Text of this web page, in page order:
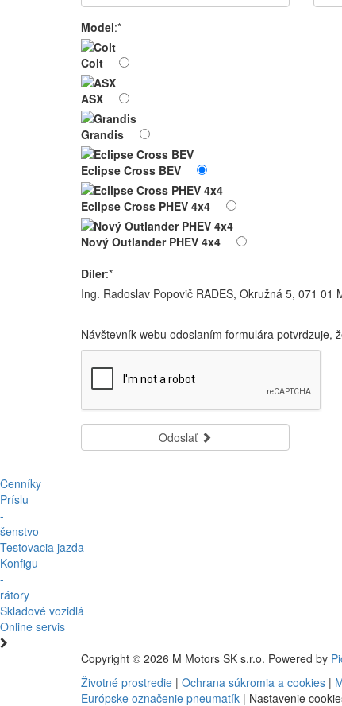
Model:*
Colt
ASX
Grandis
Eclipse Cross BEV
Eclipse Cross PHEV 4x4
Nový Outlander PHEV 4x4
Díler:*
Ing. Radoslav Popovič RADES, Okružná 5, 071 01
Návštevník webu odoslaním formulára potvrdzuje,
Odoslať
Cenníky
Príslu
-
šenstvo
Testovacia jazda
Konfigu
-
rátory
Skladové vozidlá
Online servis
Copyright © 2026 M Motors SK s.r.o. Powered by
Životné prostredie | Ochrana súkromia a cookies |
Európske označenie pneumatík | Nastavenie